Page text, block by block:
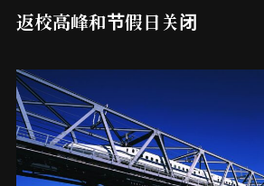
返校高峰和节假日关闭